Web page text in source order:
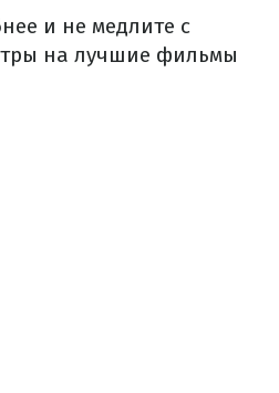
и не медлите с
на лучшие фильмы